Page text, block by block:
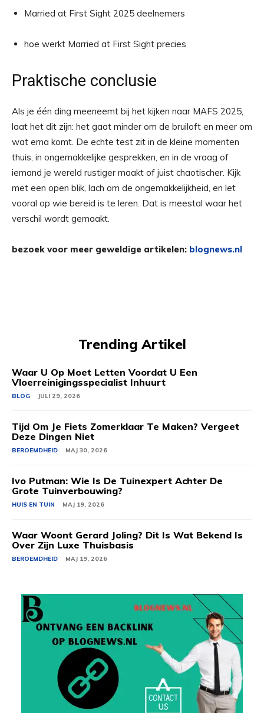
Married at First Sight 2025 deelnemers
hoe werkt Married at First Sight precies
Praktische conclusie
Als je één ding meeneemt bij het kijken naar MAFS 2025,
laat het dit zijn: het gaat minder om de bruiloft en meer om
wat erna komt. De echte test zit in de kleine momenten
thuis, in ongemakkelijke gesprekken, en in de vraag of
iemand je wereld rustiger maakt of juist chaotischer. Kijk
met een open blik, lach om de ongemakkelijkheid, en let
vooral op wie bereid is te leren. Dat is meestal waar het
verschil wordt gemaakt.
bezoek voor meer geweldige artikelen: blognews.nl
Trending Artikel
Waar U Op Moet Letten Voordat U Een
Vloerreinigingsspecialist Inhuurt
BLOG JULI 29, 2026
Tijd Om Je Fiets Zomerklaar Te Maken? Vergeet
Deze Dingen Niet
BEROEMDHEID MAJ 30, 2026
Ivo Putman: Wie Is De Tuinexpert Achter De
Grote Tuinverbouwing?
HUIS EN TUIN MAJ 19, 2026
Waar Woont Gerard Joling? Dit Is Wat Bekend Is
Over Zijn Luxe Thuisbasis
BEROEMDHEID MAJ 19, 2026